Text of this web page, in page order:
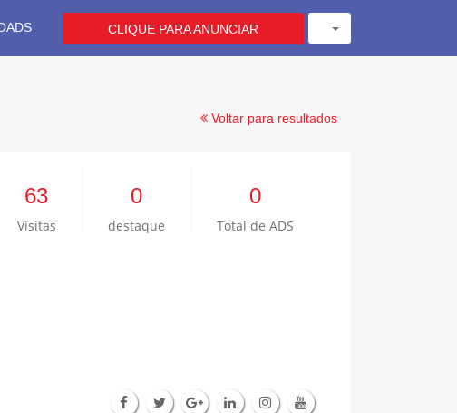
CLIQUE PARA ANUNCIAR
Voltar para resultados
63
Visitas
0
destaque
0
Total de ADS